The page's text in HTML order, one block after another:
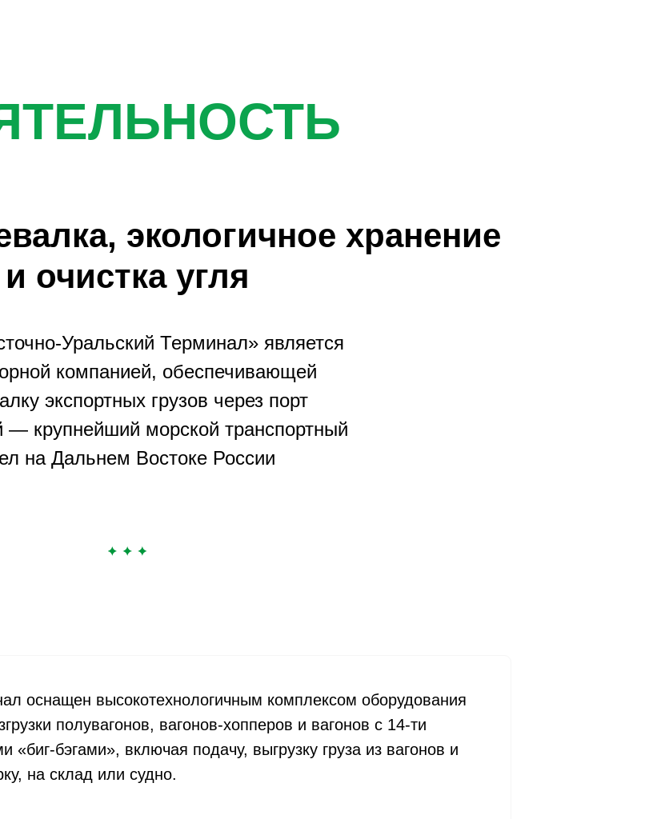
экологичное хранение
и очистка угля
Уральский Терминал» является
компанией, обеспечивающей
экспортных грузов через порт
— крупнейший морской транспортный
на Дальнем Востоке России
оснащен высокотехнологичным комплексом оборудования
полувагонов, вагонов-хопперов и вагонов с 14-ти
«биг-бэгами», включая подачу, выгрузку груза из вагонов и
на склад или судно.